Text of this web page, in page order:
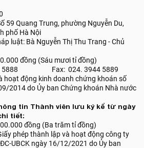
59 Quang Trung, phường Nguyễn Du,
phố Hà Nội
luật: Bà Nguyễn Thị Thu Trang - Chủ
đồng (Sáu mươi tỉ đồng)
5888 Fax: 024. 3944 5889
hoạt động kinh doanh chứng khoán số
2014 do Ủy ban Chứng khoán Nhà nước
tin Thành viên lưu ký kể từ ngày
tiết:
đồng (Ba trăm tỉ đồng)
phép thành lập và hoạt động công ty
UBCK ngày 16/12/2021 do Ủy ban